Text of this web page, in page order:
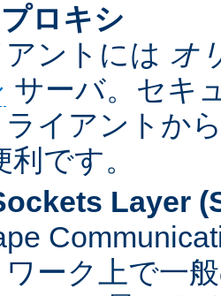
ロキシ
ントには オ
サーバ。セキ
イアントか
利です。
Layer
ーク上で一